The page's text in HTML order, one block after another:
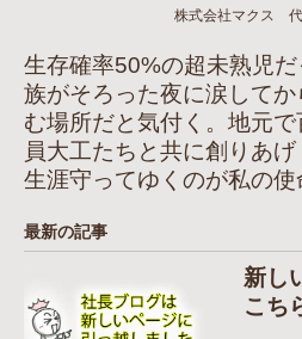
株式会社マクス
生存確率50%の超未熟児
族がそろった夜に涙して
む場所だと気付く。地元
員大工たちと共に創りあ
生涯守ってゆくのが私の使
最新の記事
新し
こち